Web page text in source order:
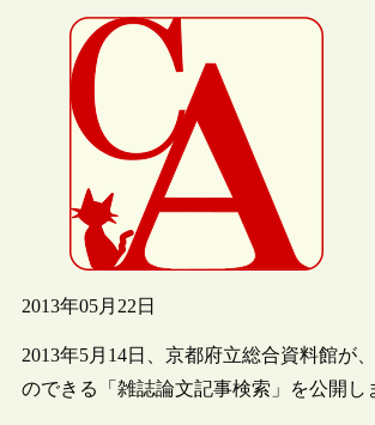
2013年05月22日
2013年5月14日、京都府立総合資料館が
のできる「雑誌論文記事検索」を公開し